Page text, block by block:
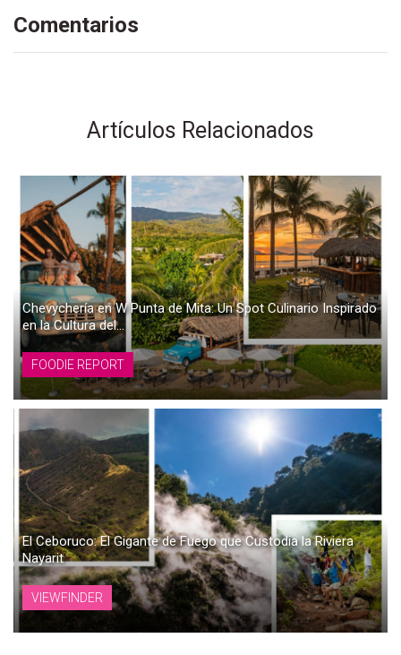
Comentarios
Artículos Relacionados
Chevychería en W Punta de Mita: Un Spot Culinario Inspirado
en la Cultura del...
FOODIE REPORT
El Ceboruco: El Gigante de Fuego que Custodia la Riviera
Nayarit
VIEWFINDER